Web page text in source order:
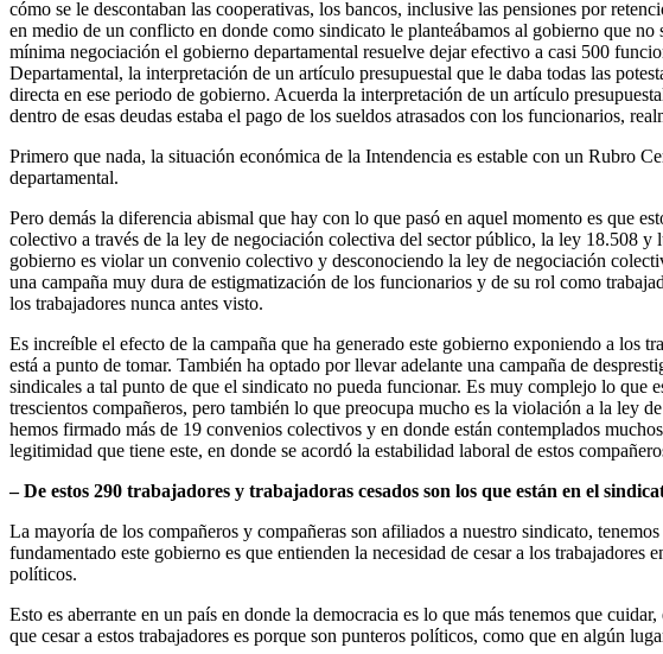
cómo se le descontaban las cooperativas, los bancos, inclusive las pensiones por
en medio de un conflicto en donde como sindicato le planteábamos al gobierno que
mínima negociación el gobierno departamental resuelve dejar efectivo a casi 500
Departamental, la interpretación de un artículo presupuestal que le daba todas las
directa en ese periodo de gobierno. Acuerda la interpretación de un artículo
dentro de esas deudas estaba el pago de los sueldos atrasados con los funcionarios,
Primero que nada, la situación económica de la Intendencia es estable con un Rubro
departamental.
Pero demás la diferencia abismal que hay con lo que pasó en aquel momento es que
colectivo a través de la ley de negociación colectiva del sector público, la ley 18.508
gobierno es violar un convenio colectivo y desconociendo la ley de negociación
una campaña muy dura de estigmatización de los funcionarios y de su rol como
los trabajadores nunca antes visto.
Es increíble el efecto de la campaña que ha generado este gobierno exponiendo a
está a punto de tomar. También ha optado por llevar adelante una campaña de
sindicales a tal punto de que el sindicato no pueda funcionar. Es muy complejo lo que
trescientos compañeros, pero también lo que preocupa mucho es la violación a la ley
hemos firmado más de 19 convenios colectivos y en donde están contemplados
legitimidad que tiene este, en donde se acordó la estabilidad laboral de estos
– De estos 290 trabajadores y trabajadoras cesados son los que están en el
La mayoría de los compañeros y compañeras son afiliados a nuestro sindicato,
fundamentado este gobierno es que entienden la necesidad de cesar a los
políticos.
Esto es aberrante en un país en donde la democracia es lo que más tenemos que
que cesar a estos trabajadores es porque son punteros políticos, como que en algún